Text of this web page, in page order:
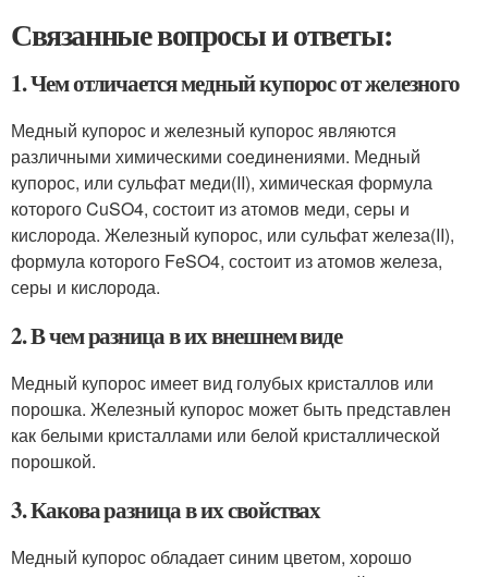
Связанные вопросы и ответы:
1. Чем отличается медный купорос от железного
Медный купорос и железный купорос являются
различными химическими соединениями. Медный
купорос, или сульфат меди(II), химическая формула
которого CuSO4, состоит из атомов меди, серы и
кислорода. Железный купорос, или сульфат железа(II),
формула которого FeSO4, состоит из атомов железа,
серы и кислорода.
2. В чем разница в их внешнем виде
Медный купорос имеет вид голубых кристаллов или
порошка. Железный купорос может быть представлен
как белыми кристаллами или белой кристаллической
порошкой.
3. Какова разница в их свойствах
Медный купорос обладает синим цветом, хорошо